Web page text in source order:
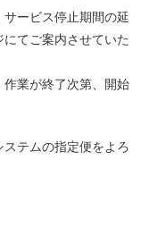
サービス停止期間の延
てご案内させていた
作業が終了次第、開始
テムの指定便をよろ